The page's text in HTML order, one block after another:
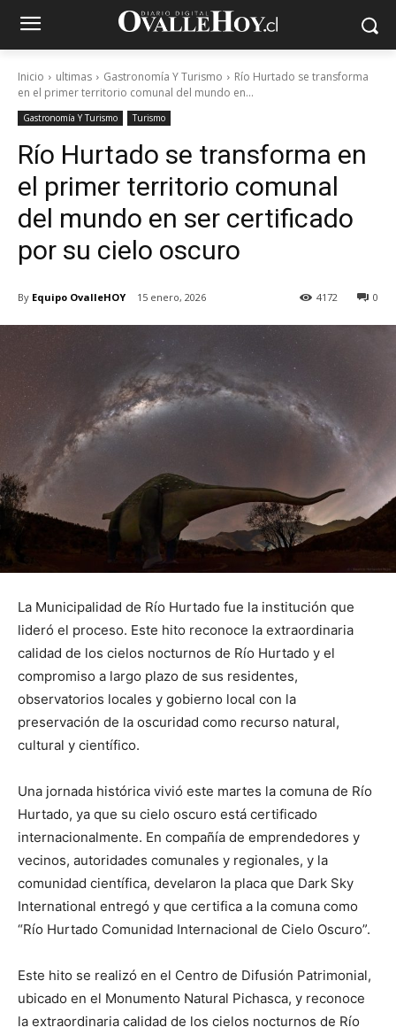
Inicio ultimas Gastronomía Y Turismo
Río Hurtado se transforma
en el primer territorio comunal del mundo en...
Gastronomía Y Turismo Turismo
Río Hurtado se transforma en
el primer territorio comunal
del mundo en ser certificado
por su cielo oscuro
By Equipo OvalleHOY 15 enero, 2026 0
4172
La Municipalidad de Río Hurtado fue la institución que
lideró el proceso. Este hito reconoce la extraordinaria
calidad de los cielos nocturnos de Río Hurtado y el
compromiso a largo plazo de sus residentes,
observatorios locales y gobierno local con la
preservación de la oscuridad como recurso natural,
cultural y científico.
Una jornada histórica vivió este martes la comuna de Río
Hurtado, ya que su cielo oscuro está certificado
internacionalmente. En compañía de emprendedores y
vecinos, autoridades comunales y regionales, y la
comunidad científica, develaron la placa que Dark Sky
International entregó y que certifica a la comuna como
“Río Hurtado Comunidad Internacional de Cielo Oscuro”.
Este hito se realizó en el Centro de Difusión Patrimonial,
ubicado en el Monumento Natural Pichasca, y reconoce
la extraordinaria calidad de los cielos nocturnos de Río